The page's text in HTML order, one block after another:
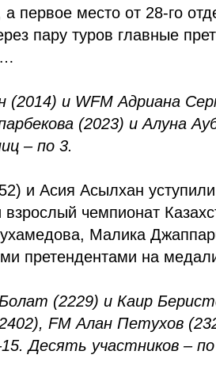
первое место от 28-го
пару туров главные
(2014) и WFM Адриана
(2023) и Алуна
– по 3.
и Асия Асылхан
чемпионат
Малика
претендентами на
(2229) и Каир
FM Алан Петухов
Десять участников – по